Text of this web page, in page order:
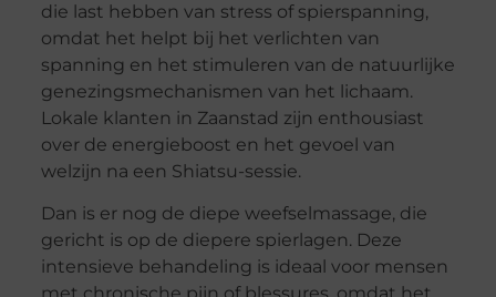
die last hebben van stress of spierspanning,
omdat het helpt bij het verlichten van
spanning en het stimuleren van de natuurlijke
genezingsmechanismen van het lichaam.
Lokale klanten in Zaanstad zijn enthousiast
over de energieboost en het gevoel van
welzijn na een Shiatsu-sessie.
Dan is er nog de diepe weefselmassage, die
gericht is op de diepere spierlagen. Deze
intensieve behandeling is ideaal voor mensen